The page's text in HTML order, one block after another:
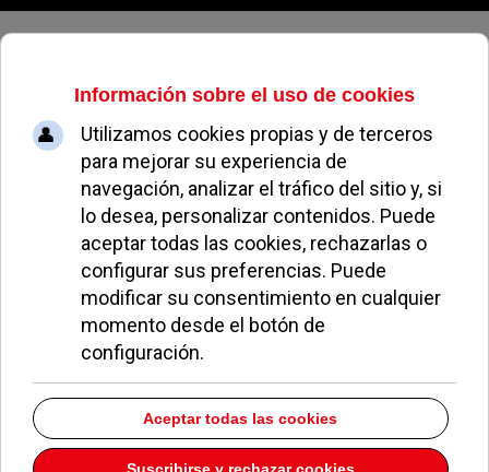
Domingo, 09 de agosto de 2026
Una báscula de pesaje de
camiones controlará el peso
máximo autorizado de estos
vehiculos
ÁNGELES PEREA NOTICIAS DE POZUELO 22 JULIO 2004